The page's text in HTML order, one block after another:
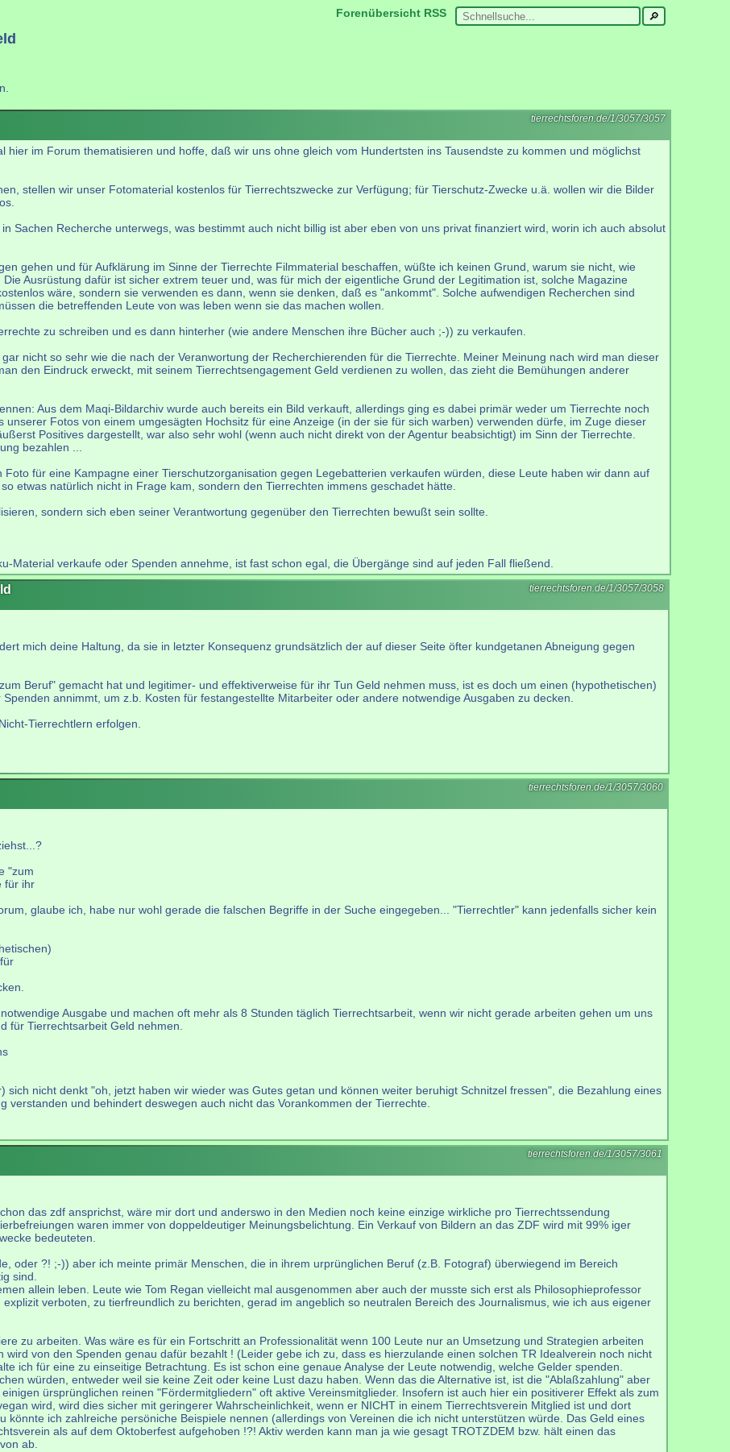
Forenübersicht RSS
tierrechtsforen.de/1/3057/3057
hier im Forum thematisieren und hoffe, daß wir uns ohne gleich vom Hundertsten ins Tausendste zu kommen und möglichst
stellen wir unser Fotomaterial kostenlos für Tierrechtszwecke zur Verfügung; für Tierschutz-Zwecke u.ä. wollen wir die Bilder
Sachen Recherche unterwegs, was bestimmt auch nicht billig ist aber eben von uns privat finanziert wird, worin ich auch absolut
gehen und für Aufklärung im Sinne der Tierrechte Filmmaterial beschaffen, wüßte ich keinen Grund, warum sie nicht, wie
Ausrüstung dafür ist sicher extrem teuer und, was für mich der eigentliche Grund der Legitimation ist, solche Magazine
wäre, sondern sie verwenden es dann, wenn sie denken, daß es "ankommt". Solche aufwendigen Recherchen sind
die betreffenden Leute von was leben wenn sie das machen wollen.
zu schreiben und es dann hinterher (wie andere Menschen ihre Bücher auch ;-)) zu verkaufen.
nicht so sehr wie die nach der Veranwortung der Recherchierenden für die Tierrechte. Meiner Meinung nach wird man dieser
den Eindruck erweckt, mit seinem Tierrechtsengagement Geld verdienen zu wollen, das zieht die Bemühungen anderer
Aus dem Maqi-Bildarchiv wurde auch bereits ein Bild verkauft, allerdings ging es dabei primär weder um Tierrechte noch
Fotos von einem umgesägten Hochsitz für eine Anzeige (in der sie für sich warben) verwenden dürfe, im Zuge dieser
Positives dargestellt, war also sehr wohl (wenn auch nicht direkt von der Agentur beabsichtigt) im Sinn der Tierrechte.
bezahlen ...
für eine Kampagne einer Tierschutzorganisation gegen Legebatterien verkaufen würden, diese Leute haben wir dann auf
etwas natürlich nicht in Frage kam, sondern den Tierrechten immens geschadet hätte.
sondern sich eben seiner Verantwortung gegenüber den Tierrechten bewußt sein sollte.
Material verkaufe oder Spenden annehme, ist fast schon egal, die Übergänge sind auf jeden Fall fließend.
tierrechtsforen.de/1/3057/3058
mich deine Haltung, da sie in letzter Konsequenz grundsätzlich der auf dieser Seite öfter kundgetanen Abneigung gegen
Beruf" gemacht hat und legitimer- und effektiverweise für ihr Tun Geld nehmen muss, ist es doch um einen (hypothetischen)
annimmt, um z.b. Kosten für festangestellte Mitarbeiter oder andere notwendige Ausgaben zu decken.
Tierrechtlern erfolgen.
tierrechtsforen.de/1/3057/3060
"zum
für ihr
glaube ich, habe nur wohl gerade die falschen Begriffe in der Suche eingegeben... "Tierrechtler" kann jedenfalls sicher kein
Ausgabe und machen oft mehr als 8 Stunden täglich Tierrechtsarbeit, wenn wir nicht gerade arbeiten gehen um uns
für Tierrechtsarbeit Geld nehmen.
nicht denkt "oh, jetzt haben wir wieder was Gutes getan und können weiter beruhigt Schnitzel fressen", die Bezahlung eines
verstanden und behindert deswegen auch nicht das Vorankommen der Tierrechte.
tierrechtsforen.de/1/3057/3061
das zdf ansprichst, wäre mir dort und anderswo in den Medien noch keine einzige wirkliche pro Tierrechtssendung
waren immer von doppeldeutiger Meinungsbelichtung. Ein Verkauf von Bildern an das ZDF wird mit 99% iger
bedeuteten.
oder ?! ;-)) aber ich meinte primär Menschen, die in ihrem urprünglichen Beruf (z.B. Fotograf) überwiegend im Bereich
sind.
allein leben. Leute wie Tom Regan vielleicht mal ausgenommen aber auch der musste sich erst als Philosophieprofessor
verboten, zu tierfreundlich zu berichten, gerad im angeblich so neutralen Bereich des Journalismus, wie ich aus eigener
zu arbeiten. Was wäre es für ein Fortschritt an Professionalität wenn 100 Leute nur an Umsetzung und Strategien arbeiten
von den Spenden genau dafür bezahlt ! (Leider gebe ich zu, dass es hierzulande einen solchen TR Idealverein noch nicht
ich für eine zu einseitige Betrachtung. Es ist schon eine genaue Analyse der Leute notwendig, welche Gelder spenden.
würden, entweder weil sie keine Zeit oder keine Lust dazu haben. Wenn das die Alternative ist, ist die "Ablaßzahlung" aber
ürsprünglichen reinen "Fördermitgliedern" oft aktive Vereinsmitglieder. Insofern ist auch hier ein positiverer Effekt als zum
wird, wird dies sicher mit geringerer Wahrscheinlichkeit, wenn er NICHT in einem Tierrechtsverein Mitglied ist und dort
ich zahlreiche persöniche Beispiele nennen (allerdings von Vereinen die ich nicht unterstützen würde. Das Geld eines
als auf dem Oktoberfest aufgehoben !?! Aktiv werden kann man ja wie gesagt TROTZDEM bzw. hält einen das
ab.